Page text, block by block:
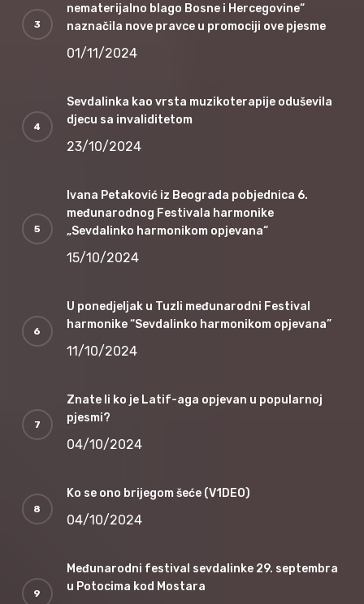
nematerijalno blago Bosne i Hercegovine“
naznačila nove pravce u promociji ove pjesme
01/11/2024
Sevdalinka kao vrsta muzikoterapije oduševila
djecu sa invaliditetom
23/10/2024
Ivana Petaković iz Beograda pobjednica 6.
međunarodnog Festivala harmonike
„Sevdalinko harmonikom opjevana“
15/10/2024
U ponedjeljak u Tuzli međunarodni Festival
harmonike “Sevdalinko harmonikom opjevana”
11/10/2024
Znate li ko je Latif-aga opjevan u popularnoj
pjesmi?
04/10/2024
Ko se ono brijegom šeće (V1DEO)
04/10/2024
Međunarodni festival sevdalinke 29. septembra
u Potocima kod Mostara